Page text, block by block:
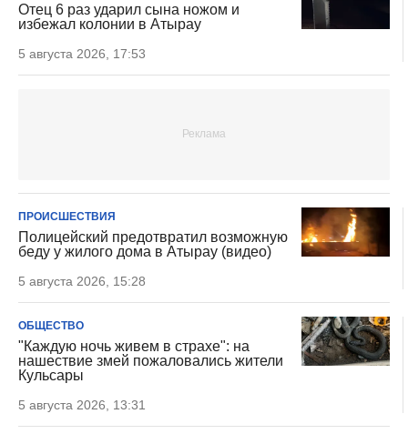
Отец 6 раз ударил сына ножом и
избежал колонии в Атырау
5 августа 2026, 17:53
ПРОИСШЕСТВИЯ
Полицейский предотвратил возможную
беду у жилого дома в Атырау (видео)
5 августа 2026, 15:28
ОБЩЕСТВО
"Каждую ночь живем в страхе": на
нашествие змей пожаловались жители
Кульсары
5 августа 2026, 13:31